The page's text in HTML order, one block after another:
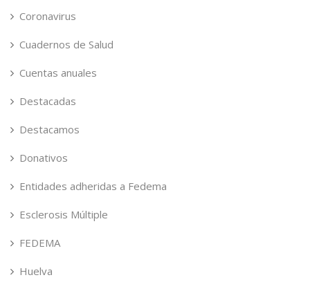
Coronavirus
Cuadernos de Salud
Cuentas anuales
Destacadas
Destacamos
Donativos
Entidades adheridas a Fedema
Esclerosis Múltiple
FEDEMA
Huelva